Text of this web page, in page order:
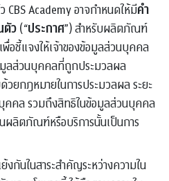
Academy อาจกำหนดให้มีคำ
ตัว (“ประกาศ”) สำหรับผลิตภัณฑ์
พื่อชี้แจงให้เจ้าของข้อมูลส่วนบุคคล
มูลส่วนบุคคลที่ถูกประมวลผล
ยกฎหมายในการประมวลผล ระยะ
คคล รวมถึงสิทธิในข้อมูลส่วนบุคคล
ผลิตภัณฑ์หรือบริการนั้นเป็นการ
กันในสาระสำคัญระหว่างความใน